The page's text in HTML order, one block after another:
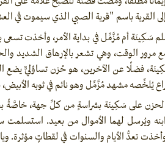
القرية باسم "قرية الصبي الذي سيموت في
سَكِينَة أم مُزَّمِّل في بداية الأمر، وأخذت
ومع مرور الوقت، وهي تشعر بالإرهاق الشديد
فضلًا عن الآخرين، هو حُزن تساؤليٌّ
يُلخِّصه مشهد مُزَّمِّل وهو نائم في ثوبه الأبيض،
على سَكِينَة بشراسةٍ من كلِّ جهة، خاصَّةً
ويُرسل لهما الأموال من بعيد.
تعدُّ الأيام والسنوات في لقطاتٍ مؤثرة.